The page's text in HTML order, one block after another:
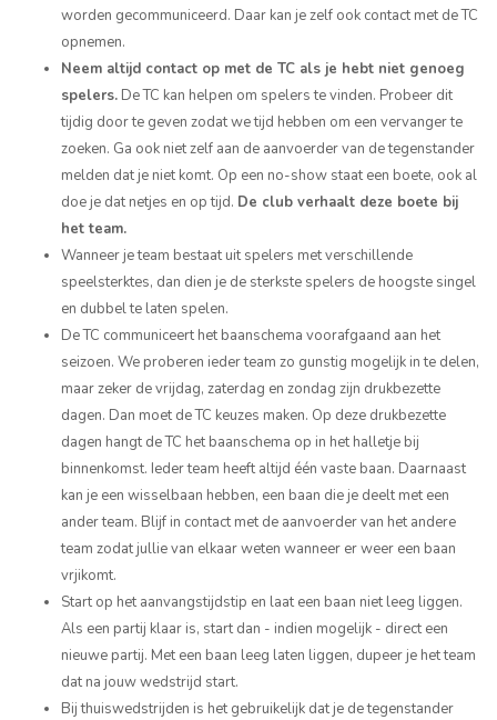
worden gecommuniceerd. Daar kan je zelf ook contact met de TC
opnemen.
Neem altijd contact op met de TC als je hebt niet genoeg
spelers. De TC kan helpen om spelers te vinden. Probeer dit
tijdig door te geven zodat we tijd hebben om een vervanger te
zoeken. Ga ook niet zelf aan de aanvoerder van de tegenstander
melden dat je niet komt. Op een no-show staat een boete, ook al
doe je dat netjes en op tijd. De club verhaalt deze boete bij
het team.
Wanneer je team bestaat uit spelers met verschillende
speelsterktes, dan dien je de sterkste spelers de hoogste singel
en dubbel te laten spelen.
De TC communiceert het baanschema voorafgaand aan het
seizoen. We proberen ieder team zo gunstig mogelijk in te delen,
maar zeker de vrijdag, zaterdag en zondag zijn drukbezette
dagen. Dan moet de TC keuzes maken. Op deze drukbezette
dagen hangt de TC het baanschema op in het halletje bij
binnenkomst. Ieder team heeft altijd één vaste baan. Daarnaast
kan je een wisselbaan hebben, een baan die je deelt met een
ander team. Blijf in contact met de aanvoerder van het andere
team zodat jullie van elkaar weten wanneer er weer een baan
vrjikomt.
Start op het aanvangstijdstip en laat een baan niet leeg liggen.
Als een partij klaar is, start dan - indien mogelijk - direct een
nieuwe partij. Met een baan leeg laten liggen, dupeer je het team
dat na jouw wedstrijd start.
Bij thuiswedstrijden is het gebruikelijk dat je de tegenstander